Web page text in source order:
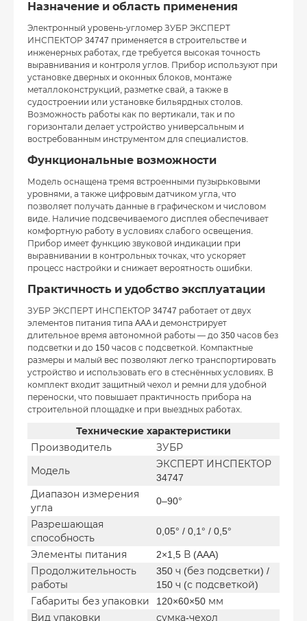
Назначение и область применения
Электронный уровень-угломер ЗУБР ЭКСПЕРТ
ИНСПЕКТОР 34747 применяется в строительстве и
инженерных работах, где требуется высокая точность
выравнивания и контроля углов. Прибор используют при
установке дверных и оконных блоков, монтаже
металлоконструкций, разметке свай, а также в
судостроении или установке бильярдных столов.
Возможность работы как по вертикали, так и по
горизонтали делает устройство универсальным и
востребованным инструментом для специалистов.
Функциональные возможности
Модель оснащена тремя встроенными пузырьковыми
уровнями, а также цифровым датчиком угла, что
позволяет получать данные в графическом и числовом
виде. Наличие подсвечиваемого дисплея обеспечивает
комфортную работу в условиях слабого освещения.
Прибор имеет функцию звуковой индикации при
выравнивании в контрольных точках, что ускоряет
процесс настройки и снижает вероятность ошибки.
Практичность и удобство эксплуатации
ЗУБР ЭКСПЕРТ ИНСПЕКТОР 34747 работает от двух
элементов питания типа AAA и демонстрирует
длительное время автономной работы — до 350 часов без
подсветки и до 150 часов с подсветкой. Компактные
размеры и малый вес позволяют легко транспортировать
устройство и использовать его в стеснённых условиях. В
комплект входит защитный чехол и ремни для удобной
переноски, что повышает практичность прибора на
строительной площадке и при выездных работах.
Технические характеристики
Производитель
ЗУБР
Модель
ЭКСПЕРТ ИНСПЕКТОР
34747
Диапазон измерения
угла
0–90°
Разрешающая
способность
0,05° / 0,1° / 0,5°
Элементы питания
2×1,5 В (AAA)
Продолжительность
работы
350 ч (без подсветки) /
150 ч (с подсветкой)
Габариты без упаковки
120×60×50 мм
Вид упаковки
сумка-чехол